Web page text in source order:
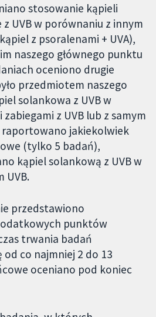
stosowanie kąpieli
UVB w porównaniu z innym
z psoralenami + UVA),
naszego głównego punktu
oceniono drugie
przedmiotem naszego
solankowa z UVB w
z UVB lub z samym
raportowano jakiekolwiek
(tylko 5 badań),
kąpiel solankową z UVB w
UVB.
przedstawiono
punktów
trwania badań
od co najmniej 2 do 13
oceniano pod koniec